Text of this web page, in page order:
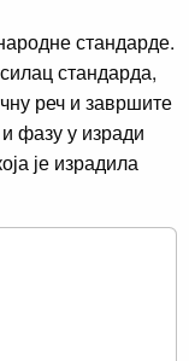
стандарде.
стандарда,
реч и завршите
фазу у изради
је израдила